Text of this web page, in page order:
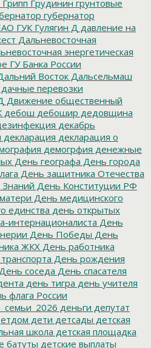
Грипп Грудинин грунтовые
губернатор
ГУК Гулягин Д давление на
Дальневосточная
энергетическая
ГУ Банка России
Восток Дальсельмаш
дачные перевозки
Движение общественный
дебош дебошир дедовщина
декабрь
декларация декларация о
демогрфия денежные
День географа День города
День защитника Отечества
День Конституции РФ
День медицинского
единства день открытых
интернационалиста День
День Победы День
ЖКХ День работника
День рождения
День соседа День спасателя
день тигра день учителя
флага России
деньги депутат
дети детсады детская
школа детская площадка
батуты детские выплаты